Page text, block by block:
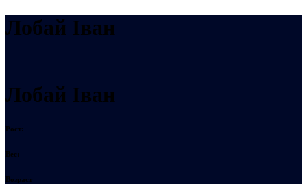
Лобай Іван
Лобай Іван
Рост:
Вес:
Возраст